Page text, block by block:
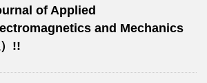
of Applied
and Mechanics
!!